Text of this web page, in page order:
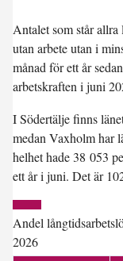
Antalet som står
utan arbete utan i
månad för ett år
arbetskraften i juni
ISödertäljefinns
medanVaxholmhar
helhet hade 38 053
ett år i juni. Det är
Andel
2026